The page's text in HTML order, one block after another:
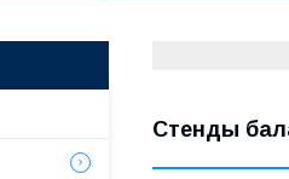
Стенды